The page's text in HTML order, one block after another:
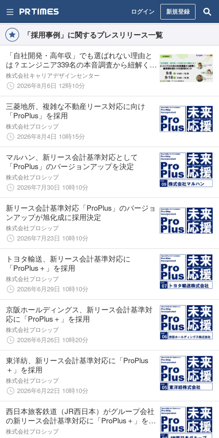
ログイン 新規登録
「採用事例」に関するプレスリリース一覧
「自社開発・高年収」でも選ばれない理由と
は？エンジニア339名の本音調査から紐解く、
優秀層を惹きつける採用のヒント
株式会社キャリアデザインセンター
2026年8月6日 12時10分
三菱地所、複雑な不動産リース対応に向け
「ProPlus」を採用
株式会社プロシップ
2026年8月4日 10時15分
マルハン、新リース会計基準対応として
「ProPlus」のバージョンアップを決定
株式会社プロシップ
2026年7月30日 10時10分
新リース会計基準対応「ProPlus」のバージョ
ンアップが旭化成に採用決定
株式会社プロシップ
2026年7月23日 10時10分
トヨタ輸送、新リース会計基準対応に
「ProPlus＋」を採用
株式会社プロシップ
2026年6月29日 10時10分
京阪ホールディングス、新リース会計基準対
応に「ProPlus＋」を採用
株式会社プロシップ
2026年6月26日 10時20分
東洋紡、新リース会計基準対応に「ProPlus
＋」を採用
株式会社プロシップ
2026年6月22日 10時10分
西日本旅客鉄道（JR西日本）がグループ会社
の新リース会計基準対応に「ProPlus＋」を採
用
株式会社プロシップ